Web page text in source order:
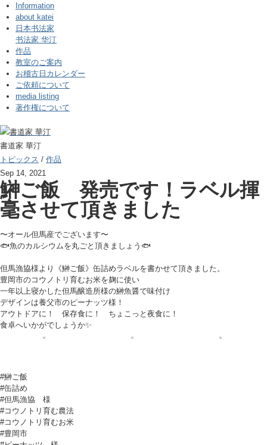
Information
about katei
日本书法家
书法家 华汀
作品
教室のご案内
お稽古日カレンダー
ご依頼について
media listing
著作権について
書道家 華汀
トピックス / 作品
Sep 14, 2021
鰰ご飯 発売です！ラベル揮
毫させて頂きました
〜オール但馬産でございます〜
🐟魚のカルシウムを丸ごと頂きましょう🐟
但馬漁協様より《鰰ご飯》缶詰めラベルを書かせて頂きました。
豊岡市のコウノトリ育むお米を麹に使い
一年以上寝かした但馬醸造所様の鰰魚醤で味付け
デザインは養父市のピーナッツ様！
アウトドアに！ 保存食に！ ちょこっと夜食に！
食卓へいかがでしょうか✨
#鰰ご飯
#缶詰め
#但馬漁協 様
#コウノトリ育む農法
#コウノトリ育むお米
#豊岡市